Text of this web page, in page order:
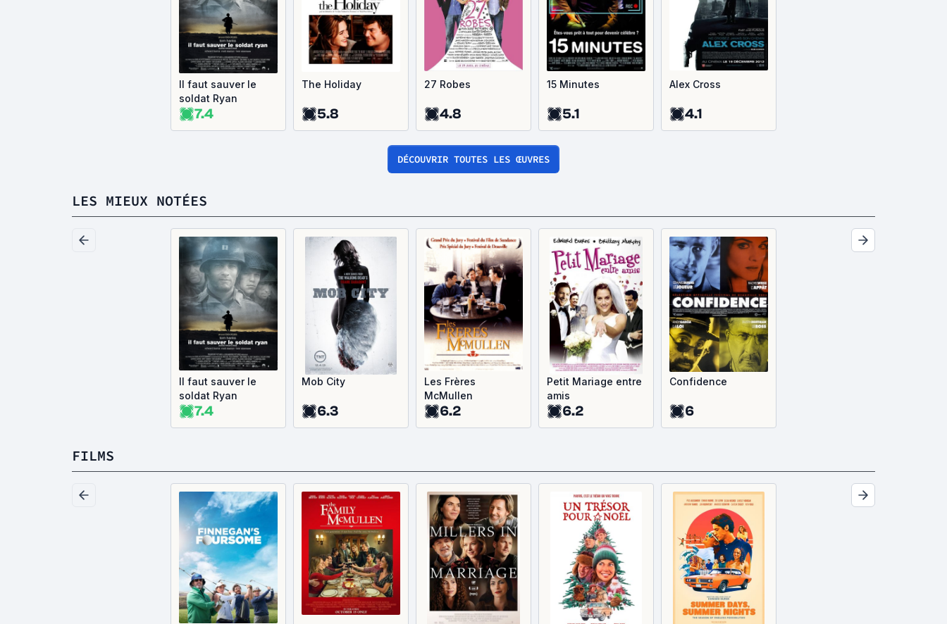
Il faut sauver le
soldat Ryan
7.4
The Holiday
5.8
27 Robes
4.8
15 Minutes
5.1
Alex Cross
4.1
DÉCOUVRIR TOUTES LES ŒUVRES
LES MIEUX NOTÉES
Il faut sauver le
soldat Ryan
7.4
Mob City
6.3
Les Frères
McMullen
6.2
Petit Mariage entre
amis
6.2
Confidence
6
FILMS